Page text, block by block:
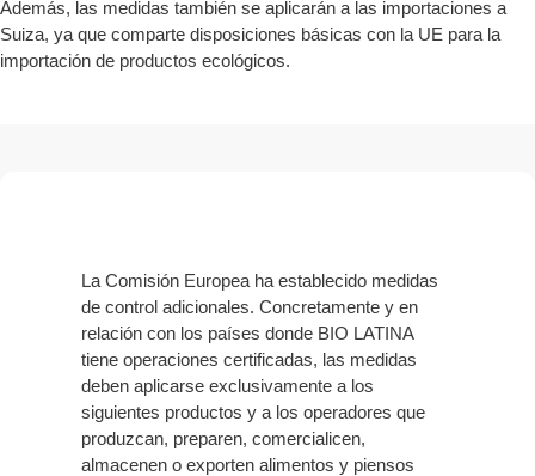
Además, las medidas también se aplicarán a las importaciones a
Suiza, ya que comparte disposiciones básicas con la UE para la
importación de productos ecológicos.
La Comisión Europea ha establecido medidas
de control adicionales. Concretamente y en
relación con los países donde BIO LATINA
tiene operaciones certificadas, las medidas
deben aplicarse exclusivamente a los
siguientes productos y a los operadores que
produzcan, preparen, comercialicen,
almacenen o exporten alimentos y piensos